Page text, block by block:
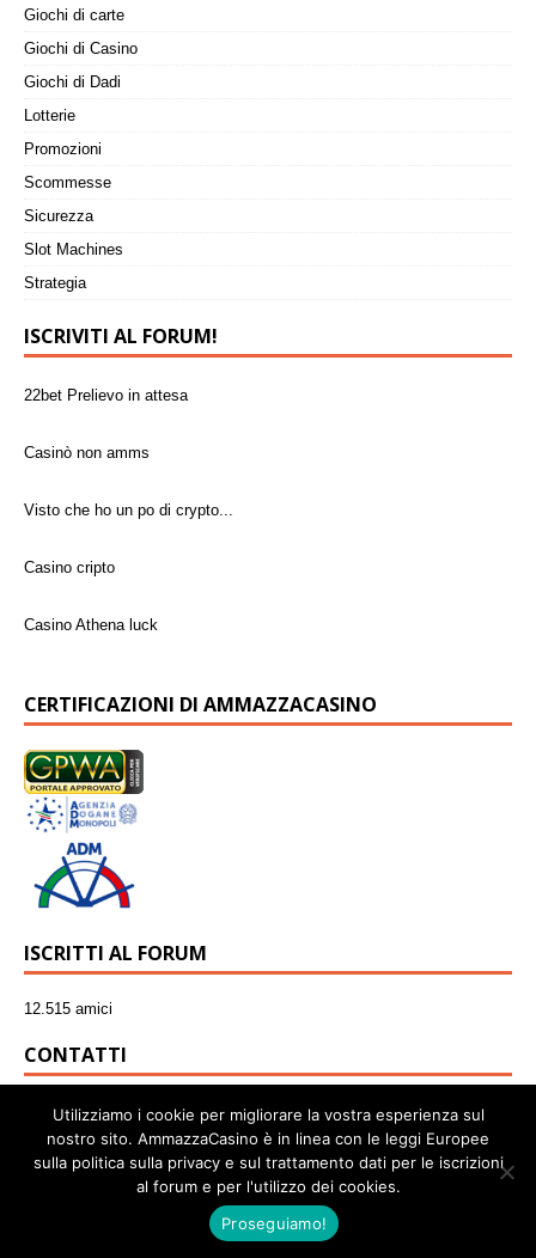
Giochi di carte
Giochi di Casino
Giochi di Dadi
Lotterie
Promozioni
Scommesse
Sicurezza
Slot Machines
Strategia
ISCRIVITI AL FORUM!
22bet Prelievo in attesa
Casinò non amms
Visto che ho un po di crypto...
Casino cripto
Casino Athena luck
Richiesta prelievo
wild tornado paga?
Informazioni su Playzilla
CERTIFICAZIONI DI AMMAZZACASINO
ISCRITTI AL FORUM
12.515 amici
CONTATTI
info@ammazzacasino.com
AmmazzaCasino e' un marchio registrato in Europa. Si propone come guida
informativa e non accetta alcun pagamento dai giocatori. Design e Contenuti protetti
da Copyright 2003 - 2027
Utilizziamo i cookie per migliorare la vostra esperienza sul
nostro sito. AmmazzaCasino è in linea con le leggi Europee
sulla politica sulla privacy e sul trattamento dati per le iscrizioni
al forum e per l'utilizzo dei cookies.
Proseguiamo!